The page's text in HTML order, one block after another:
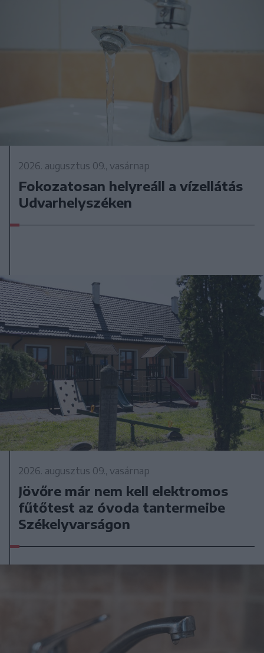
2026. augusztus 09., vasárnap
Fokozatosan helyreáll a vízellátás
Udvarhelyszéken
2026. augusztus 09., vasárnap
Jövőre már nem kell elektromos
fűtőtest az óvoda tantermeibe
Székelyvarságon